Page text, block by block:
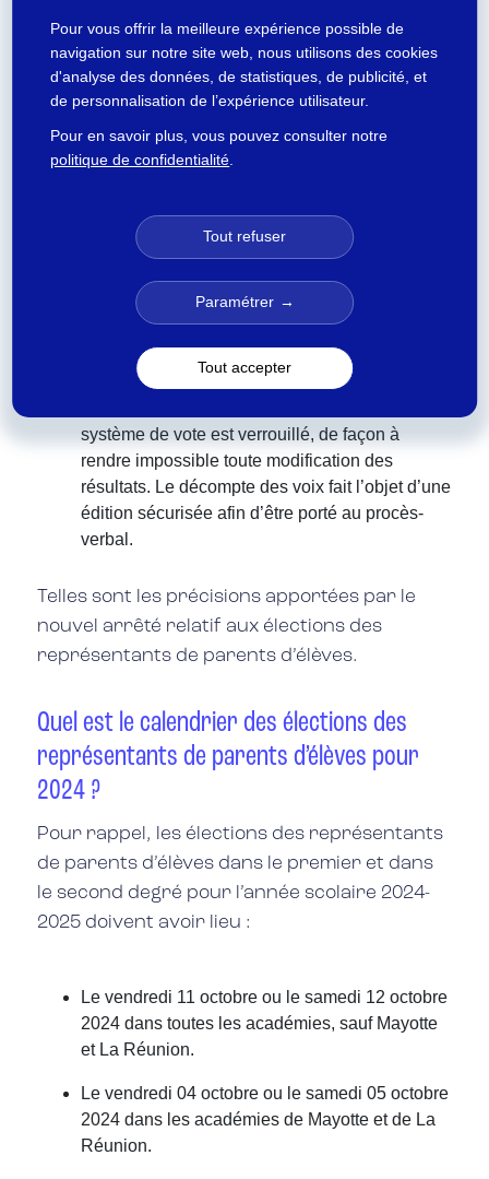
de candidats. Le bureau est chargé de contrôler
la régularité du scrutin, d’assurer le respect des
règles qui encadrent le droit électoral, de
participation, et de vérifier la liste d’émargement
des électeurs ayant voté à distance.
employés, le vote électronique a lieu avant le
vote à l’urne.
Le dépouillement se déroule en présence du
chef d’établissement et des délégués.
Une fois le scrutin clôturé, la liste d’émargement
et le contenu de l’urne électronique sont figés,
horodatés, et scellés, dans des conditions qui
système de vote est verrouillé, de façon à
rendre impossible toute modification des
résultats. Le décompte des voix fait l’objet d’une
édition sécurisée afin d’être porté au procès-
verbal.
Telles sont les précisions apportées par le
nouvel arrêté relatif aux élections des
représentants de parents d’élèves.
Quel est le calendrier des élections des
représentants de parents d’élèves pour
2024 ?
Pour rappel, les élections des représentants
de parents d’élèves dans le premier et dans
le second degré pour l’année scolaire 2024-
2025 doivent avoir lieu :
Le vendredi 11 octobre ou le samedi 12 octobre
2024 dans toutes les académies, sauf Mayotte
et La Réunion.
Le vendredi 04 octobre ou le samedi 05 octobre
2024 dans les académies de Mayotte et de La
Réunion.
Pour vous offrir la meilleure expérience possible de
navigation sur notre site web, nous utilisons des cookies
d'analyse des données, de statistiques, de publicité, et
de personnalisation de l’expérience utilisateur.
Pour en savoir plus, vous pouvez consulter notre
politique de confidentialité
Tout refuser
Paramétrer
Tout accepter